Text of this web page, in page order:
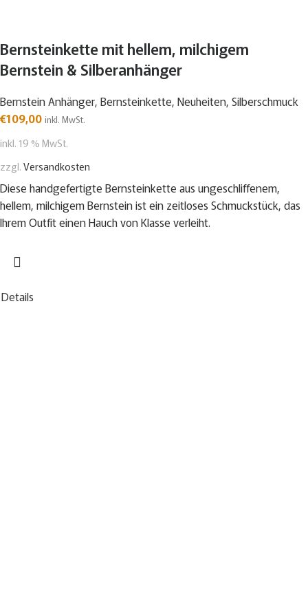
Bernsteinkette mit hellem, milchigem
Bernstein & Silberanhänger
Bernstein Anhänger, Bernsteinkette, Neuheiten, Silberschmuck
€109,00 inkl. MwSt.
inkl. 19 % MwSt.
zzgl.Versandkosten
Diese handgefertigte Bernsteinkette aus ungeschliffenem,
hellem, milchigem Bernstein ist ein zeitloses Schmuckstück, das
Ihrem Outfit einen Hauch von Klasse verleiht.
Details